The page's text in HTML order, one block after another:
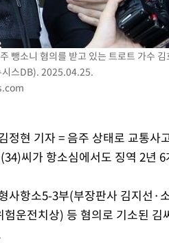
뺑소니 혐의를 받고 있는 트로트 가수
시스DB). 2025.04.25.
정현 기자 = 음주 상태로 교통사
씨가 항소심에서도 징역 2년
사항소5-3부(부장판사 김지선·
험운전치상) 등 혐의로 기소된